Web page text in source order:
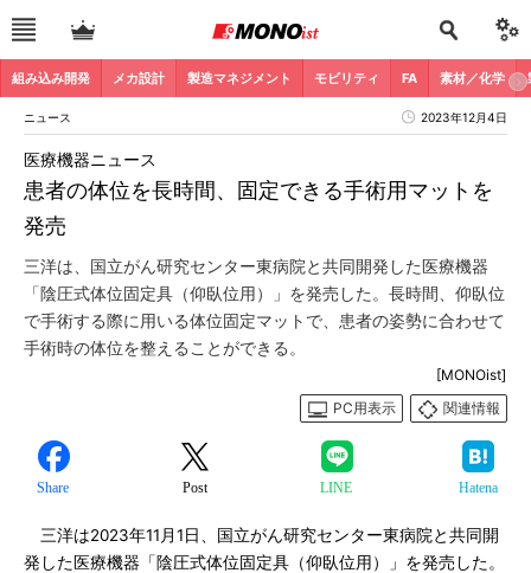
組み込み開発 メカ設計 製造マネジメント モビリティ FA 素材／化学
ニュース 2023年12月4日
患者の体位を長時間、固定できる手術用マットを
発売
医療機器ニュース
三洋は、国立がん研究センター東病院と共同開発した医療機器
「陰圧式体位固定具（仰臥位用）」を発売した。長時間、仰臥位
で手術する際に用いる体位固定マットで、患者の姿勢に合わせて
手術時の体位を整えることができる。
[MONOist]
PC用表示
関連情報
Share Post LINE Hatena
三洋は2023年11月1日、国立がん研究センター東病院と共同開
発した医療機器「陰圧式体位固定具（仰臥位用）」を発売した。